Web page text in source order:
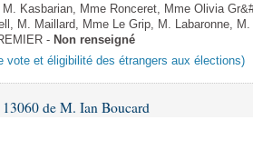
Kasbarian, Mme Ronceret, Mme Olivia
M. Maillard, Mme Le Grip, M. Labaronne,
- Non renseigné
vote et éligibilité des étrangers aux élections)
de M. Ian Boucard